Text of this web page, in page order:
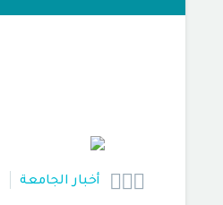
 أخبار الجامعة